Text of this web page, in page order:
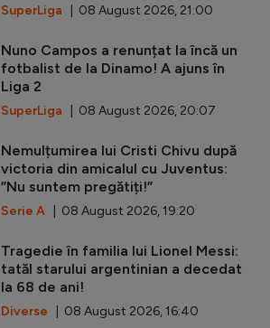
SuperLiga | 08 August 2026, 21:00
Nuno Campos a renunțat la încă un
fotbalist de la Dinamo! A ajuns în
Liga 2
SuperLiga | 08 August 2026, 20:07
Nemulțumirea lui Cristi Chivu după
victoria din amicalul cu Juventus:
”Nu suntem pregătiți!”
Serie A | 08 August 2026, 19:20
Tragedie în familia lui Lionel Messi:
tatăl starului argentinian a decedat
la 68 de ani!
Diverse | 08 August 2026, 16:40